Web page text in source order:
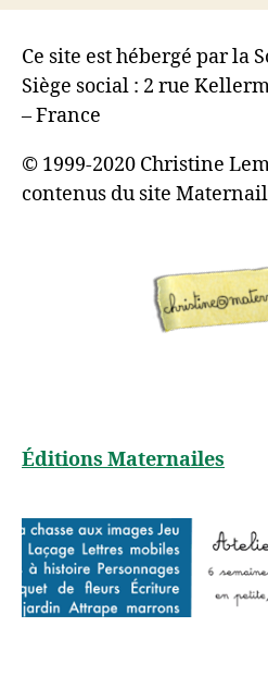
publications
Ce site est hébergé par la
Siège social : 2 rue
– France
© 1999-2020 Christine
contenus du site
Éditions Maternailes